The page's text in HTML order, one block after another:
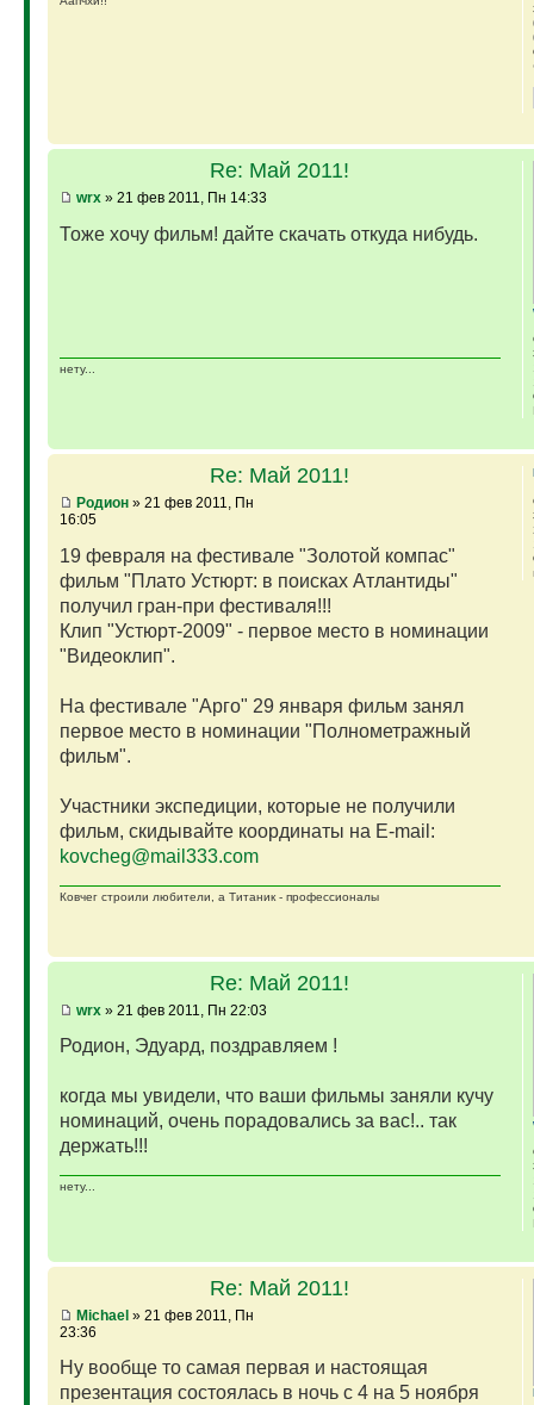
Re: Май 2011!
wrx» 21 фев 2011, Пн 14:33
Тоже хочу фильм! дайте скачать откуда нибудь.
нету...
Re: Май 2011!
Родион» 21 фев 2011, Пн
16:05
19 февраля на фестивале "Золотой компас"
фильм "Плато Устюрт: в поисках Атлантиды"
получил гран-при фестиваля!!!
Клип "Устюрт-2009" - первое место в номинации
"Видеоклип".
На фестивале "Арго" 29 января фильм занял
первое место в номинации "Полнометражный
фильм".
Участники экспедиции, которые не получили
фильм, скидывайте координаты на E-mail:
kovcheg@mail333.com
Ковчег строили любители, а Титаник - профессионалы
Re: Май 2011!
wrx» 21 фев 2011, Пн 22:03
Родион, Эдуард, поздравляем !
когда мы увидели, что ваши фильмы заняли кучу
номинаций, очень порадовались за вас!.. так
держать!!!
нету...
Re: Май 2011!
Michael » 21 фев 2011, Пн
23:36
Ну вообще то самая первая и настоящая
презентация состоялась в ночь с 4 на 5 ноября